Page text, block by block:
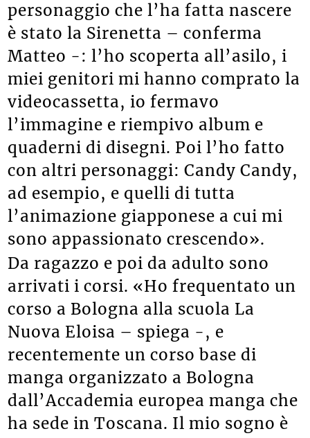
personaggio che l’ha fatta nascere
è stato la Sirenetta – conferma
Matteo -: l’ho scoperta all’asilo, i
miei genitori mi hanno comprato la
videocassetta, io fermavo
l’immagine e riempivo album e
quaderni di disegni. Poi l’ho fatto
con altri personaggi: Candy Candy,
ad esempio, e quelli di tutta
l’animazione giapponese a cui mi
sono appassionato crescendo».
Da ragazzo e poi da adulto sono
arrivati i corsi. «Ho frequentato un
corso a Bologna alla scuola La
Nuova Eloisa – spiega -, e
recentemente un corso base di
manga organizzato a Bologna
dall’Accademia europea manga che
ha sede in Toscana. Il mio sogno è